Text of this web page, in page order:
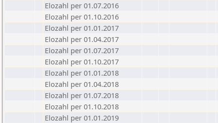
Elozahl per 01.07.2016
Elozahl per 01.10.2016
Elozahl per 01.01.2017
Elozahl per 01.04.2017
Elozahl per 01.07.2017
Elozahl per 01.10.2017
Elozahl per 01.01.2018
Elozahl per 01.04.2018
Elozahl per 01.07.2018
Elozahl per 01.10.2018
Elozahl per 01.01.2019